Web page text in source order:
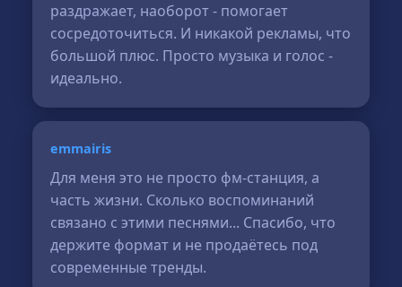
раздражает, наоборот - помогает
сосредоточиться. И никакой рекламы, что
большой плюс. Просто музыка и голос -
идеально.
emmairis
Для меня это не просто фм-станция, а
часть жизни. Сколько воспоминаний
связано с этими песнями... Спасибо, что
держите формат и не продаётесь под
современные тренды.